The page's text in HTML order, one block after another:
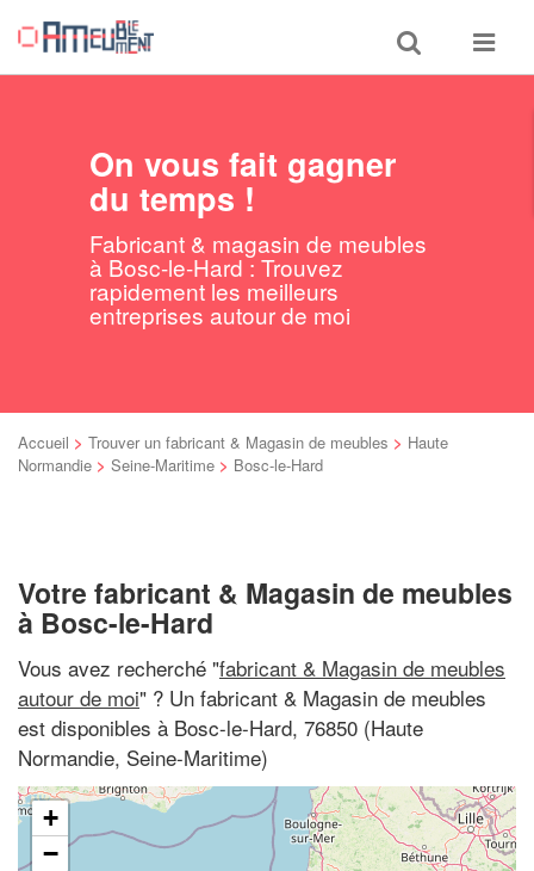
Toggle
search
Toggle
On vous fait gagner
du temps !
Fabricant & magasin de meubles
à Bosc-le-Hard : Trouvez
rapidement les meilleurs
entreprises autour de moi
Accueil > Trouver un fabricant & Magasin de meubles > Haute
Normandie > Seine-Maritime > Bosc-le-Hard
Votre fabricant & Magasin de meubles
à Bosc-le-Hard
Vous avez recherché "fabricant & Magasin de meubles
autour de moi" ? Un fabricant & Magasin de meubles
est disponibles à Bosc-le-Hard, 76850 (Haute
Normandie, Seine-Maritime)
+
−